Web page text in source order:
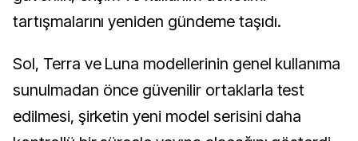
tartışmalarını yeniden gündeme taşıdı.
Sol, Terra ve Luna modellerinin genel kullanıma
sunulmadan önce güvenilir ortaklarla test
edilmesi, şirketin yeni model serisini daha